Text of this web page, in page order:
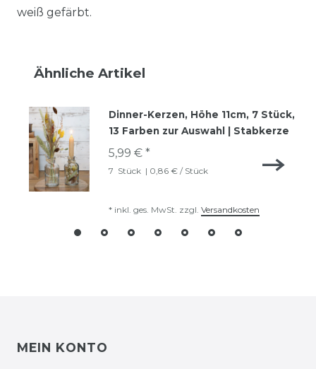
weiß gefärbt.
Ähnliche Artikel
Dinner-Kerzen, Höhe 11cm, 7 Stück,
13 Farben zur Auswahl | Stabkerze
5,99 € *
7 Stück | 0,86 € / Stück
* inkl. ges. MwSt. zzgl. Versandkosten
MEIN KONTO